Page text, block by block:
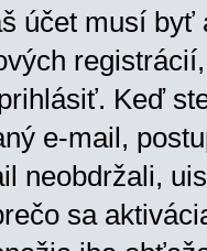
účet musí
Keď
e-mail,
neobdržali,
sa